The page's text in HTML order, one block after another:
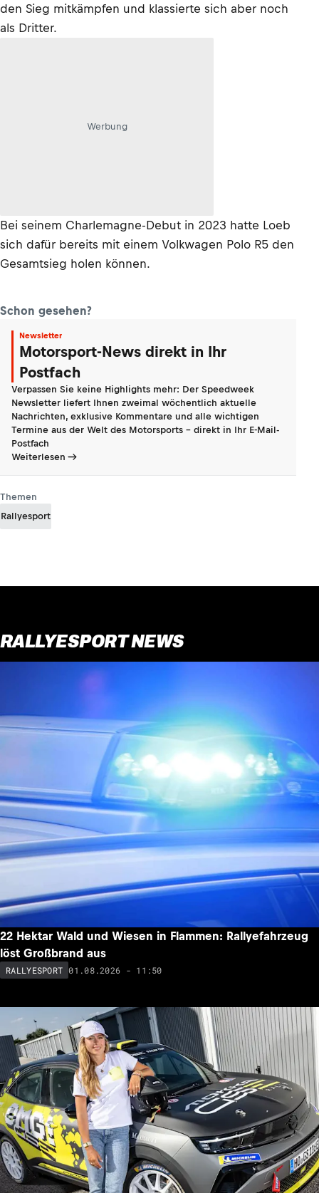
den Sieg mitkämpfen und klassierte sich aber noch
als Dritter.
Werbung
Bei seinem Charlemagne-Debut in 2023 hatte Loeb
sich dafür bereits mit einem Volkwagen Polo R5 den
Gesamtsieg holen können.
Schon gesehen?
Newsletter
Motorsport-News direkt in Ihr
Postfach
Verpassen Sie keine Highlights mehr: Der Speedweek
Newsletter liefert Ihnen zweimal wöchentlich aktuelle
Nachrichten, exklusive Kommentare und alle wichtigen
Termine aus der Welt des Motorsports - direkt in Ihr E-Mail-
Postfach
Weiterlesen
Themen
Rallyesport
RALLYESPORT NEWS
22 Hektar Wald und Wiesen in Flammen: Rallyefahrzeug
löst Großbrand aus
RALLYESPORT 01.08.2026 - 11:50